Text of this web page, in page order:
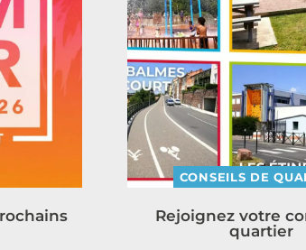
CONSEILS DE
Rejoignez votre
quartier